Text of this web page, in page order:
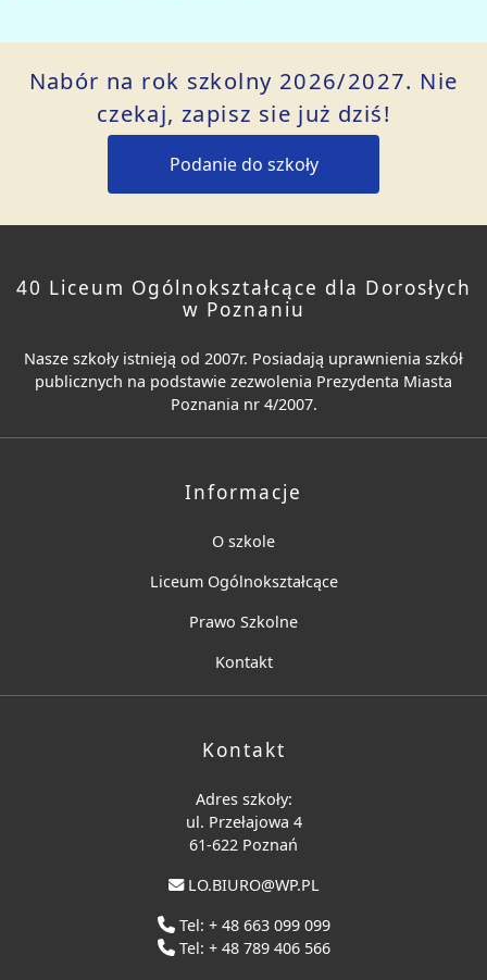
Nabór na rok szkolny 2026/2027. Nie
czekaj, zapisz sie już dziś!
Podanie do szkoły
40 Liceum Ogólnokształcące dla Dorosłych
w Poznaniu
Nasze szkoły istnieją od 2007r. Posiadają uprawnienia szkół
publicznych na podstawie zezwolenia Prezydenta Miasta
Poznania nr 4/2007.
Informacje
O szkole
Liceum Ogólnokształcące
Prawo Szkolne
Kontakt
Kontakt
Adres szkoły:
ul. Przełajowa 4
61-622 Poznań
LO.BIURO@WP.PL
Tel: + 48 663 099 099
Tel: + 48 789 406 566